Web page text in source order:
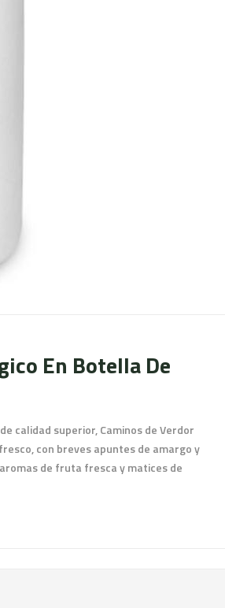
En Botella De
calidad superior, Caminos de Verdor
con breves apuntes de amargo y
de fruta fresca y matices de